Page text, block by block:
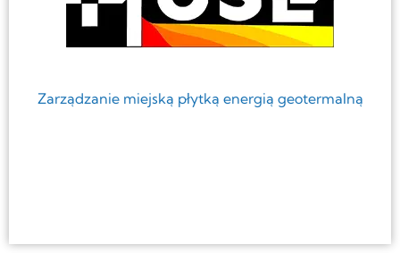
Zarządzanie miejską płytką energią geotermalną